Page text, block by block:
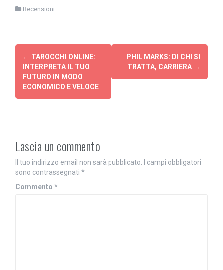
Recensioni
Navigazione
articolo
← TAROCCHI ONLINE:
INTERPRETA IL TUO
FUTURO IN MODO
ECONOMICO E VELOCE
PHIL MARKS: DI CHI SI
TRATTA, CARRIERA →
Lascia un commento
Il tuo indirizzo email non sarà pubblicato.
I campi obbligatori
sono contrassegnati *
Commento *